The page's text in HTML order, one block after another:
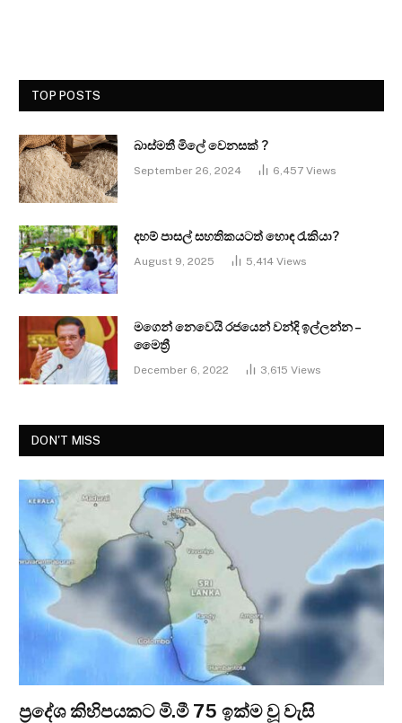
TOP POSTS
බාස්මතී මිලේ වෙනසක් ?
September 26, 2024 6,457 Views
දහම් පාසල් සහතිකයටත් හොඳ රැකියා?
August 9, 2025 5,414 Views
මගෙන් නෙවෙයි රජයෙන් වන්දි ඉල්ලන්න –
මෛත්‍රී
December 6, 2022 3,615 Views
DON'T MISS
ප්‍රදේශ කිහිපයකට මි.මී 75 ඉක්ම වූ වැසි